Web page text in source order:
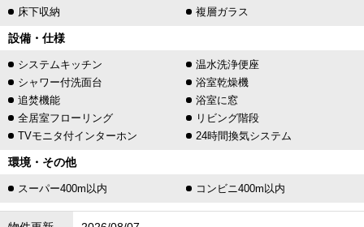
床下収納 複層ガラス
設備・仕様
システムキッチン
温水洗浄便座
シャワー付洗面台
浴室乾燥機
追焚機能
浴室に窓
全居室フローリング
リビング階段
TVモニタ付インターホン
24時間換気システム
環境・その他
スーパー400m以内 コンビニ400m以内